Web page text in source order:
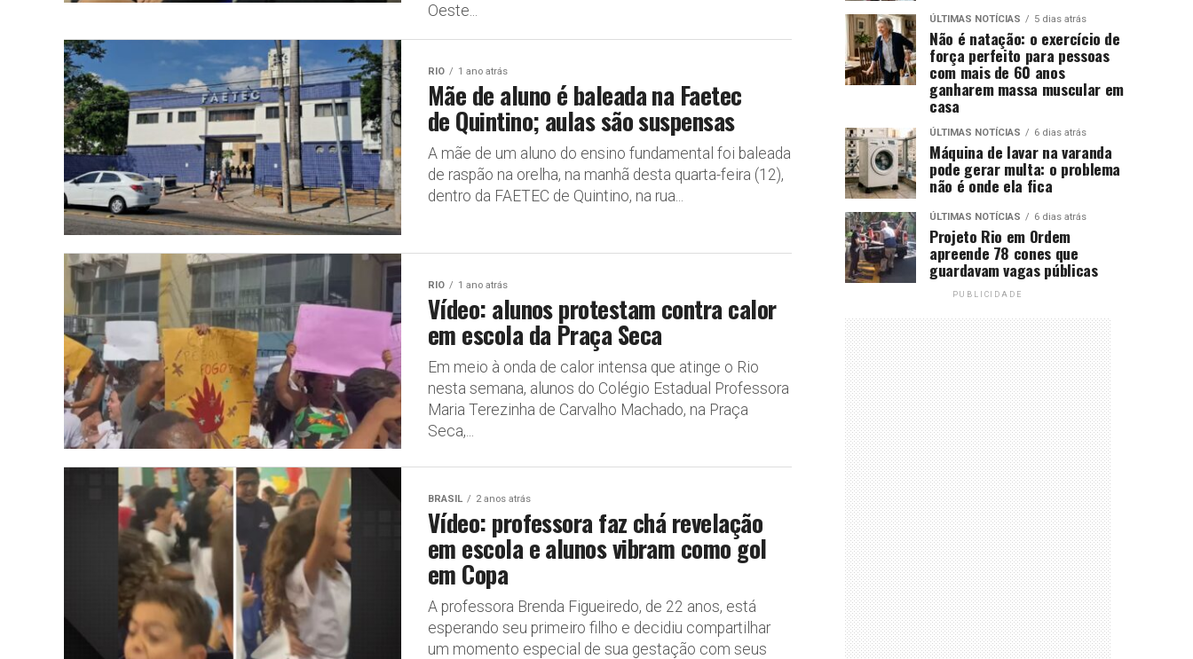
Oeste...
RIO 1 ano atrás
Mãe de aluno é baleada na Faetec
de Quintino; aulas são suspensas
A mãe de um aluno do ensino fundamental foi baleada
de raspão na orelha, na manhã desta quarta-feira (12),
dentro da FAETEC de Quintino, na rua...
RIO 1 ano atrás
Vídeo: alunos protestam contra calor
em escola da Praça Seca
Em meio à onda de calor intensa que atinge o Rio
nesta semana, alunos do Colégio Estadual Professora
Maria Terezinha de Carvalho Machado, na Praça
Seca,...
BRASIL 2 anos atrás
Vídeo: professora faz chá revelação
em escola e alunos vibram como gol
em Copa
A professora Brenda Figueiredo, de 22 anos, está
esperando seu primeiro filho e decidiu compartilhar
um momento especial de sua gestação com seus
ÚLTIMAS NOTÍCIAS 5 dias atrás
Não é natação: o exercício de
força perfeito para pessoas
com mais de 60 anos
ganharem massa muscular em
casa
ÚLTIMAS NOTÍCIAS 6 dias atrás
Máquina de lavar na varanda
pode gerar multa: o problema
não é onde ela fica
ÚLTIMAS NOTÍCIAS 6 dias atrás
Projeto Rio em Ordem
apreende 78 cones que
guardavam vagas públicas
PUBLICIDADE